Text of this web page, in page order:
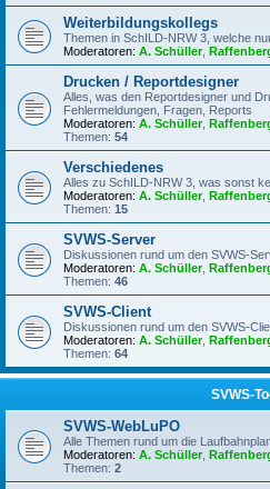
Weiterbildungskollegs
Themen in SchILD-NRW 3, welche
Moderatoren: A. Schüller,
Drucken / Reportdesigner
Alles, was den Reportdesigner und
Fehlermeldungen, Fragen, Reports
Moderatoren: A. Schüller,
Themen: 54
Verschiedenes
Alles zu SchILD-NRW 3, was sonst
Moderatoren: A. Schüller,
Themen: 15
SVWS-Server
Diskussionen rund um den SVWS-
Moderatoren: A. Schüller,
Themen: 46
SVWS-Client
Diskussionen rund um den SVWS-
Moderatoren: A. Schüller,
Themen: 64
SVWS-
SVWS-WebLuPO
Alle Themen rund um die
Moderatoren: A. Schüller,
Themen: 2